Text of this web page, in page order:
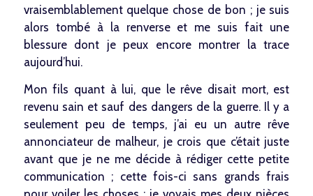
vraisemblablement quelque chose de bon ; je suis
alors tombé à la renverse et me suis fait une
blessure dont je peux encore montrer la trace
aujourd’hui.
Mon fils quant à lui, que le rêve disait mort, est
revenu sain et sauf des dangers de la guerre. Il y a
seulement peu de temps, j’ai eu un autre rêve
annonciateur de malheur, je crois que c’était juste
avant que je ne me décide à rédiger cette petite
communication ; cette fois-ci sans grands frais